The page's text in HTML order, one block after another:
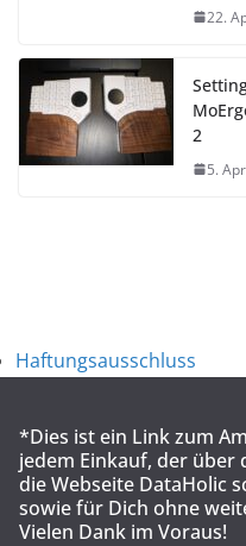
22.
2
5.
Haftungsausschluss
*Dies ist ein Link zum
jedem Einkauf, der über
die Webseite DataHolic
sowie für Dich ohne
Vielen Dank im Voraus!